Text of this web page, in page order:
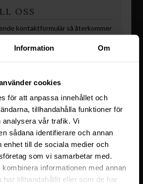
Information Om
cookies
för att anpassa innehållet och
tillhandahålla funktioner för
analysera vår trafik. Vi
sådana identifierare och annan
enhet till de sociala medier och
som vi samarbetar med.
informationen med annan
har tillhandahållit eller som de har
OSS
kontaktformulär så återkommer